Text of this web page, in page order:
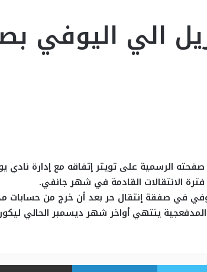
الي اليوفي
الرسمية على تويتر إتفاقه مع إدارة نادي
الانتقالات القادمة في شهر جانفي.
في صفقة إنتقال حر بعد أن خرج من حسابات
ينتهي أواخر شهر ديسمبر الحالي
تويتر لينكدإن